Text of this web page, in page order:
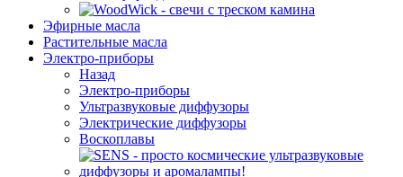
Эфирные масла
Растительные масла
Электро-приборы
Назад
Электро-приборы
Ультразвуковые диффузоры
Электрические диффузоры
Воскоплавы